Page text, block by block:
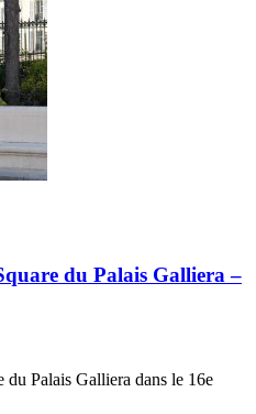
du Palais Galliera –
du Palais Galliera dans le 16e